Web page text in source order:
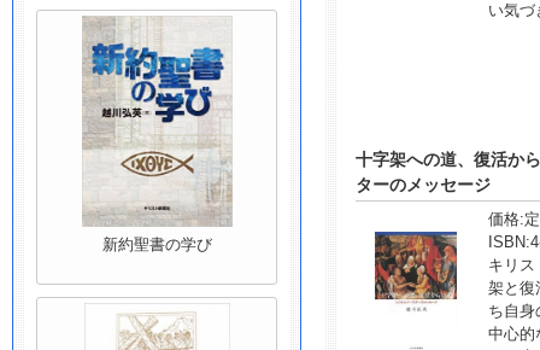
い気づ
十字架への道、復活か
ターのメッセージ
価格:
ISBN:
キリス
架と復
ち自身
中心的
新約聖書の学び